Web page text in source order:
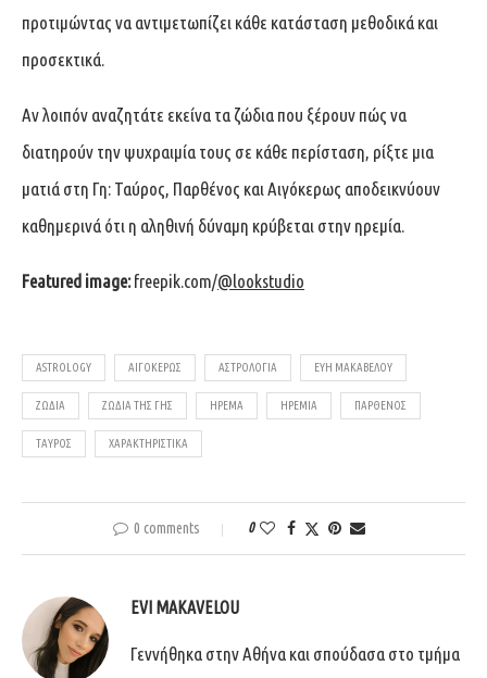
προτιμώντας να αντιμετωπίζει κάθε κατάσταση μεθοδικά και
προσεκτικά.
Αν λοιπόν αναζητάτε εκείνα τα ζώδια που ξέρουν πώς να
διατηρούν την ψυχραιμία τους σε κάθε περίσταση, ρίξτε μια
ματιά στη Γη: Ταύρος, Παρθένος και Αιγόκερως αποδεικνύουν
καθημερινά ότι η αληθινή δύναμη κρύβεται στην ηρεμία.
Featured image:freepik.com/@lookstudio
ASTROLOGY ΑΙΓΌΚΕΡΩΣ ΑΣΤΡΟΛΟΓΊΑ ΕΥΗ ΜΑΚΑΒΕΛΟΥ
ΖΏΔΙΑ ΖΏΔΙΑ ΤΗΣ ΓΗΣ ΉΡΕΜΑ ΗΡΕΜΊΑ ΠΑΡΘΈΝΟΣ
ΤΑΎΡΟΣ ΧΑΡΑΚΤΗΡΙΣΤΙΚΆ
0 comments 0
EVI MAKAVELOU
Γεννήθηκα στην Αθήνα και σπούδασα στο τμήμα